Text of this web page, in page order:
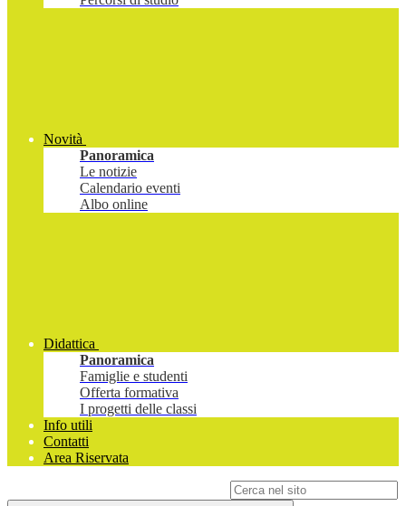
Novità
Panoramica
Le notizie
Calendario eventi
Albo online
Didattica
Panoramica
Famiglie e studenti
Offerta formativa
I progetti delle classi
Info utili
Contatti
Area Riservata